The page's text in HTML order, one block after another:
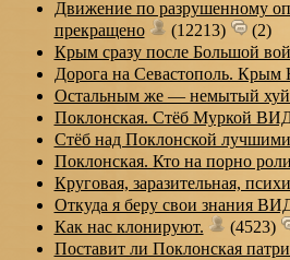
Движение по разрушенному
прекращено
(12213)
(2)
Крым сразу после Большой
Дорога на Севастополь.
Остальным же — немытый
Поклонская. Стёб Муркой
Стёб над Поклонской
Поклонская. Кто на порно
Круговая, заразительная,
Откуда я беру свои знания
Как нас клонируют.
(4523)
Поставит ли Поклонская